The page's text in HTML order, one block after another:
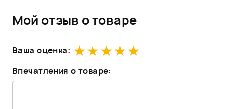
Мой отзыв о товаре
Ваша оценка:
Впечатления о товаре: